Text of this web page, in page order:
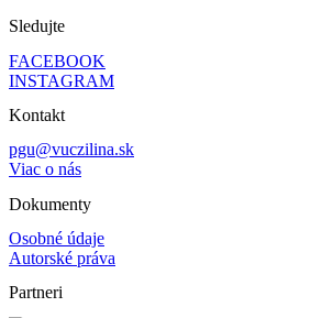
Sledujte
FACEBOOK
INSTAGRAM
Kontakt
pgu@vuczilina.sk
Viac o nás
Dokumenty
Osobné údaje
Autorské práva
Partneri